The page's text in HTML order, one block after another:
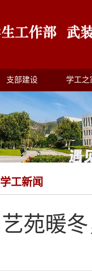
支部建设 学工之
学工新闻
艺苑暖